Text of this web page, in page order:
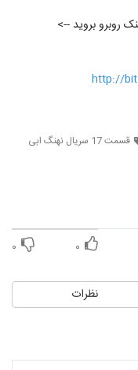
روبرو بروید -->
http://
قسمت 17 سریال نهنگ ابی
۰ ۰
نظرات